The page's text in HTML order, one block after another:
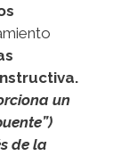
un
de la